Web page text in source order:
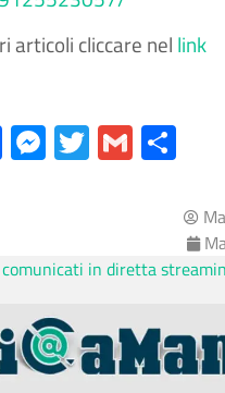
articoli cliccare nel link
Facebook
Messenger
Twitter
Gmail